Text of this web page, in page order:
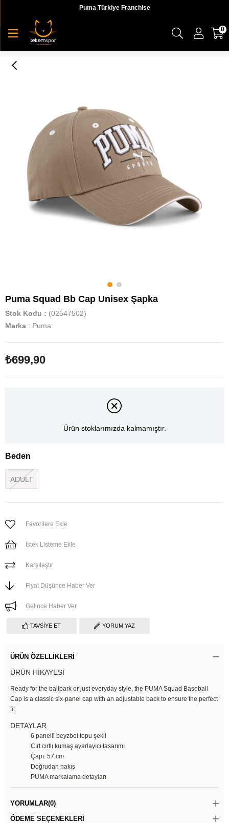
Puma Türkiye Franchise
0
Puma Squad Bb Cap Unisex Şapka
Stok Kodu
(02547502)
Marka : Puma
₺699,90
Ürün stoklarımızda kalmamıştır.
Beden
ADULT
Favorilere Ekle
İstek Listeme Ekle
Karşılaştır
Fiyat Düşünce Haber Ver
Gelince Haber Ver
TAVSIYE ET YORUM YAZ
ÜRÜN ÖZELLIKLERI
ÜRÜN HİKAYESİ
Ready for the ballpark or just everyday style, the PUMA Squad Baseball
Cap is a classic six-panel cap with an adjustable back to ensure the perfect
fit.
DETAYLAR
6 panelli beyzbol topu şekli
Cırt cırtlı kumaş ayarlayıcı tasarımı
Çapı: 57 cm
Doğrudan nakış
PUMA markalama detayları
YORUMLAR(0)
ÖDEME SEÇENEKLERI